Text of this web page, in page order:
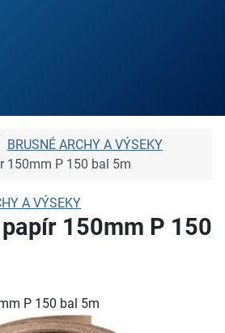
BRUSNÉ ARCHY A VÝSEKY
150mm P 150 bal 5m
A VÝSEKY
150mm P 150
P 150 bal 5m